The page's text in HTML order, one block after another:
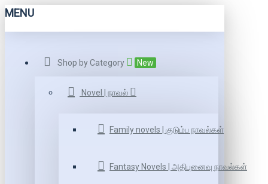
MENU
Shop by Category New
Novel | நாவல்
Family novels | குடும்ப நாவல்கள்
Fantasy Novels | அதிபுனைவு நாவல்கள்